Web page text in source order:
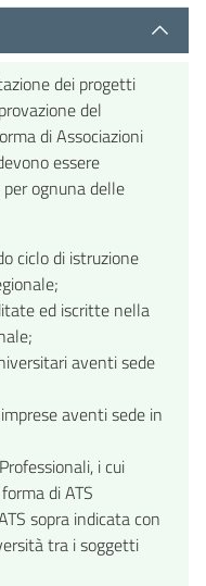
dei progetti
del
di Associazioni
essere
ognuna delle
ciclo di istruzione
ed iscritte nella
aventi sede
aventi sede in
i cui
di ATS
sopra indicata con
tra i soggetti